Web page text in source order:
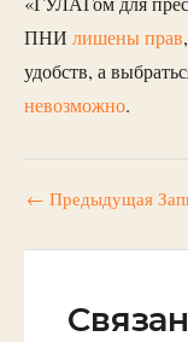
ПНИ лишены прав,
удобств, а
невозможно.
← Предыдущая